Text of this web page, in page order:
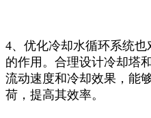
4、优化冷却水循环系统
的作用。合理设计冷却塔
流动速度和冷却效果，能
荷，提高其效率。